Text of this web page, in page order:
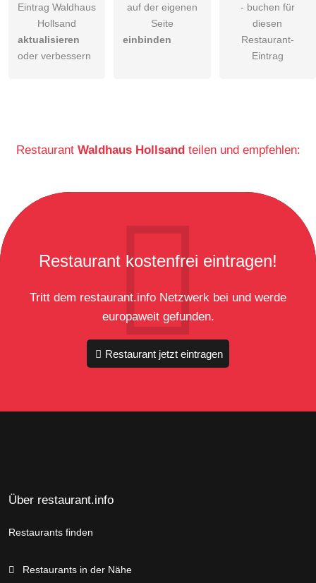
Eintrag Waldhaus
Hollsand
aktualisieren
oder verbessern
auf der eigenen
Seite
einbinden
- buchen für
diesen
Restaurant-
Eintrag
Restaurant Waldhaus Hollsandteilen und empfehlen:
Restaurant kostenfrei eintragen!
Tritt dem restaurant.info Netzwerk bei und werde
europaweit gefunden.
Restaurant jetzt eintragen
Über restaurant.info
Restaurants finden
Restaurants in der Nähe